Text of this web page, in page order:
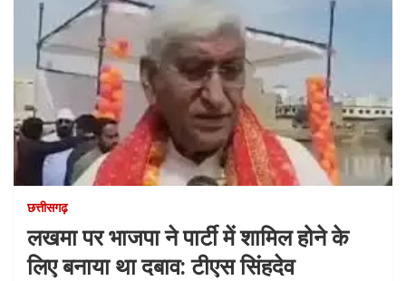
छत्तीसगढ़
लखमा पर भाजपा ने पार्टी में शामिल होने के
लिए बनाया था दबाव: टीएस सिंहदेव